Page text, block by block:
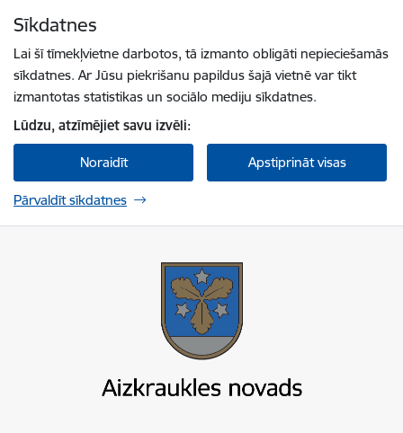
Sīkdatnes
Lai šī tīmekļvietne darbotos, tā izmanto obligāti nepieciešamās
sīkdatnes. Ar Jūsu piekrišanu papildus šajā vietnē var tikt
izmantotas statistikas un sociālo mediju sīkdatnes.
Lūdzu, atzīmējiet savu izvēli:
Noraidīt Apstiprināt visas
Pārvaldīt sīkdatnes